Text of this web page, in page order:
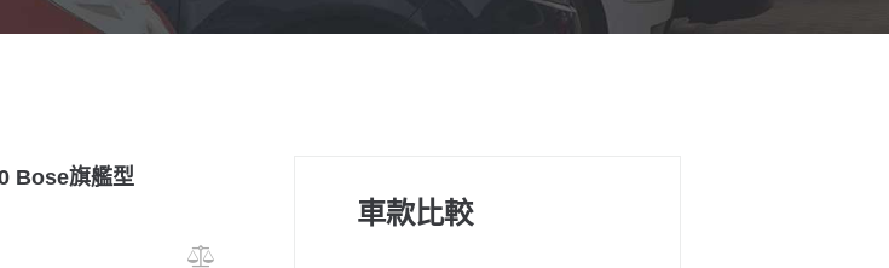
Bose旗艦型
車款比較